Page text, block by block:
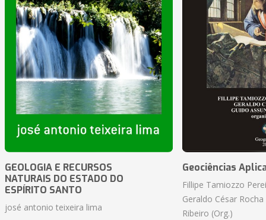
GEOLOGIA E RECURSOS
NATURAIS DO ESTADO DO
ESPÍRITO SANTO
josé antonio teixeira lima
Geociências
Fillipe Tamiozzo
Geraldo César
Ribeiro (Org.)